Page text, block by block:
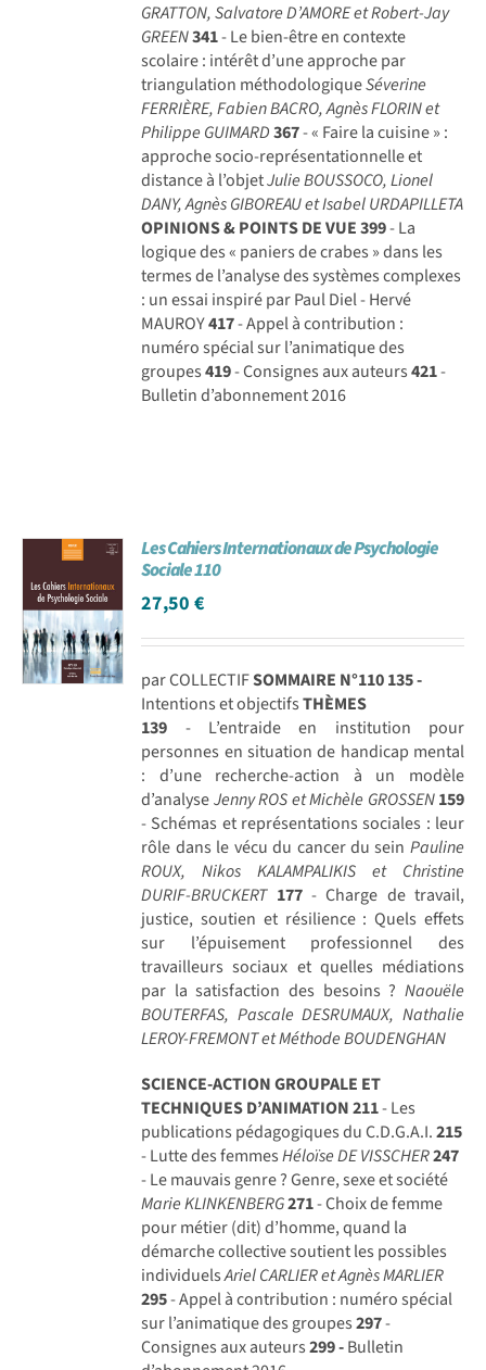
GRATTON, Salvatore D’AMORE et Robert-Jay
GREEN341- Le bien-être en contexte
scolaire : intérêt d’une approche par
triangulation méthodologiqueSéverine
FERRIÈRE, Fabien BACRO, Agnès FLORIN et
Philippe GUIMARD367- « Faire la cuisine » :
approche socio-représentationnelle et
distance à l’objetJulie BOUSSOCO, Lionel
DANY, Agnès GIBOREAU et Isabel URDAPILLETA
OPINIONS & POINTS DE VUE399- La
logique des « paniers de crabes » dans les
termes de l’analyse des systèmes complexes
: un essai inspiré par Paul Diel - Hervé
MAUROY417- Appel à contribution :
numéro spécial sur l’animatique des
groupes419- Consignes aux auteurs421-
Bulletin d’abonnement 2016
Les Cahiers Internationaux de Psychologie
Sociale 110
27,50€
par COLLECTIFSOMMAIRE N°110135 -
Intentions et objectifsTHÈMES
139 - L’entraide en institution pour
personnes en situation de handicap mental
: d’une recherche-action à un modèle
d’analyseJenny ROS et Michèle GROSSEN159
- Schémas et représentations sociales : leur
rôle dans le vécu du cancer du sein Pauline
ROUX, Nikos KALAMPALIKIS et Christine
DURIF-BRUCKERT 177- Charge de travail,
justice, soutien et résilience : Quels effets
sur l’épuisement professionnel des
travailleurs sociaux et quelles médiations
par la satisfaction des besoins ? Naouële
BOUTERFAS, Pascale DESRUMAUX, Nathalie
LEROY-FREMONT et Méthode BOUDENGHAN
SCIENCE-ACTION GROUPALE ET
TECHNIQUES D’ANIMATION211- Les
publications pédagogiques du C.D.G.A.I.215
- Lutte des femmesHéloïse DE VISSCHER247
- Le mauvais genre ? Genre, sexe et société
Marie KLINKENBERG271- Choix de femme
pour métier (dit) d’homme, quand la
démarche collective soutient les possibles
individuelsAriel CARLIER et Agnès MARLIER
295- Appel à contribution : numéro spécial
sur l’animatique des groupes297-
Consignes aux auteurs299 -Bulletin